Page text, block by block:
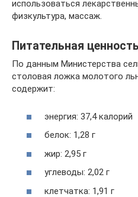
использоваться
физкультура, массаж.
Питательная
По данным Министерства
столовая ложка молотого
содержит:
энергия: 37,4 калорий
белок: 1,28 г
жир: 2,95 г
углеводы: 2,02 г
клетчатка: 1,91 г